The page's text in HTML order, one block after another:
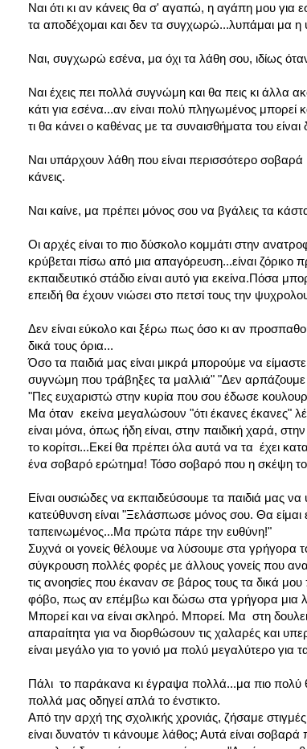
Ναι ότι κι αν κάνεις θα σ' αγαπώ, η αγάπη μου για
τα αποδέχομαι και δεν τα συγχωρώ...λυπάμαι μα η
Ναι, συγχωρώ εσένα, μα όχι τα λάθη σου, ιδίως
Ναι έχεις πει πολλά συγνώμη και θα πεις κι άλλα
κάτι για εσένα...αν είναι πολύ πληγωμένος μπορεί
τι θα κάνει ο καθένας με τα συναισθήματα του είναι
Ναι υπάρχουν λάθη που είναι περισσότερο
κάνεις.
Ναι καίνε, μα πρέπει μόνος σου να βγάλεις τα
Οι αρχές είναι το πιο δύσκολο κομμάτι στην
κρύβεται πίσω από μια απαγόρευση...είναι ζόρικο
εκπαιδευτικό στάδιο είναι αυτό για εκείνα.Πόσα
επειδή θα έχουν νιώσει στο πετσί τους την
Δεν είναι εύκολο και ξέρω πως όσο κι αν
δικά τους όρια...
Όσο τα παιδιά μας είναι μικρά μπορούμε να
συγνώμη που τράβηξες τα μαλλιά" "Δεν αρπάζουμε
"Πες ευχαριστώ στην κυρία που σου έδωσε
Μα όταν εκείνα μεγαλώσουν "ότι έκανες έκανες"
είναι μόνα, όπως ήδη είναι, στην παιδική χαρά,
το κορίτσι...Εκεί θα πρέπει όλα αυτά να τα έχει
ένα σοβαρό ερώτημα! Τόσο σοβαρό που η σκέψη
Είναι ουσιώδες να εκπαιδεύσουμε τα παιδιά μας
κατεύθυνση είναι "Ξελάσπωσε μόνος σου. Θα
ταπεινωμένος...Μα πρώτα πάρε την ευθύνη!"
Συχνά οι γονείς θέλουμε να λύσουμε στα γρήγορα
σύγκρουση πολλές φορές με άλλους γονείς που
τις ανοησίες που έκαναν σε βάρος τους τα δικά
φόβο, πως αν επέμβω και δώσω στα γρήγορα μια
Μπορεί και να είναι σκληρό. Μπορεί. Μα στη
απαραίτητα για να διορθώσουν τις χαλαρές και
είναι μεγάλο για το γονιό μα πολύ μεγαλύτερο για
Πάλι το παράκανα κι έγραψα πολλά...μα πιο πολύ
πολλά μας οδηγεί απλά το ένστικτο.
Από την αρχή της σχολικής χρονιάς, ζήσαμε
είναι δυνατόν τι κάνουμε λάθος; Αυτά είναι